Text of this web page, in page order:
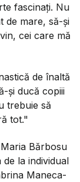
fascinați. Nu
de mare, să-și
cei care mă
de înaltă
și ducă copiii
trebuie să
tot."
Bărbosu
la individual
Maneca-